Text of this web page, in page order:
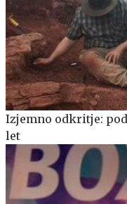
Izjemno odkritje:
let